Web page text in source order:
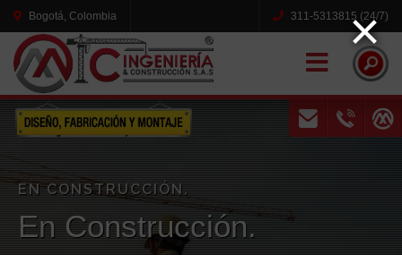
Bogotá, Colombia 311-5313815 (24/7)
EN CONSTRUCCIÓN.
En Construcción.
×